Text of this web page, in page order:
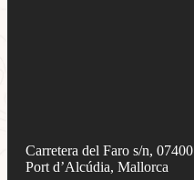
Carretera del Faro s/n, 07400
Port d’Alcúdia, Mallorca